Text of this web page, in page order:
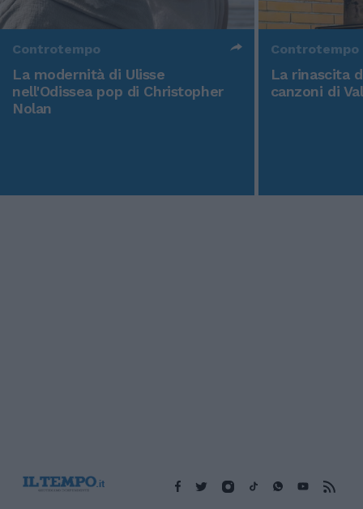
Controtempo
La modernità di Ulisse
nell'Odissea pop di Christopher
Nolan
Controtempo
La rinascita
canzoni di